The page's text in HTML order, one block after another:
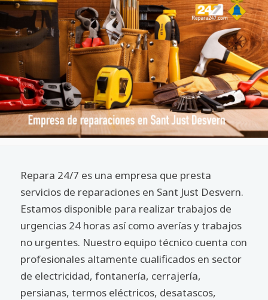
Repara 24/7 es una empresa que presta
servicios de reparaciones en Sant Just Desvern.
Estamos disponible para realizar trabajos de
urgencias 24 horas así como averías y trabajos
no urgentes. Nuestro equipo técnico cuenta con
profesionales altamente cualificados en sector
de electricidad, fontanería, cerrajería,
persianas, termos eléctricos, desatascos,